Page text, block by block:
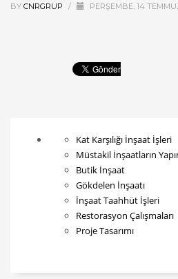
BY CNRGRUP / PERŞEMBE, 14
Kat Karşılığı İnşaat İşleri
Müstakil İnşaatların
Butik İnşaat
Gökdelen İnşaatı
İnşaat Taahhüt İşleri
Restorasyon Çalışmaları
Proje Tasarımı